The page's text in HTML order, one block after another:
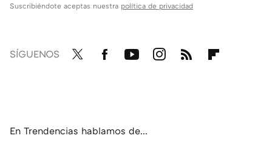
Suscribiéndote aceptas nuestra política de privacidad
SÍGUENOS
En Trendencias hablamos de...